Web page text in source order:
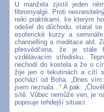
U manžela zjistil jeden
fibromyalgii. Proti
reiki praktikami, ke kterým
odešel do důchodu, staral
esoterické kurzy a
channelling a meditace atd.
přesvědčena, že je stále
vzdělávacím středisku.
nechodí do kostela a že o
žije jen o tekutinách a cítí
pochází od Boha. „Dnes
jsem neznala...“ A pak:
sítě. Vůbec nemůže ven, je
popisuje tehdejší situaci.